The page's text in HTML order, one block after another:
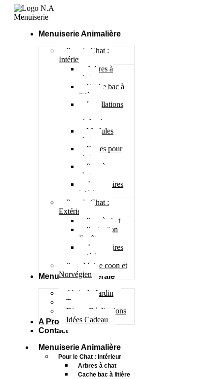
Menuiserie Animalière
Pour le Chat :
Intérieur
Arbres à
chat
Cache bac à
litière
Installations
murs et
plafonds
Modules
chats
Roues pour
chat
Parc à
chatons
Accessoires
intérieur
Pour le Chat :
Extérieur
Parc à chat
Protection
Fenêtres
Accessoires
extérieur
Pour Maine coon et
Norvégien
Menuiserie Générale
Abris de Jardin
Terrasse
Divers Réalisations
Idées Cadeau
A Propos
Contact
Menuiserie Animalière
Pour le Chat : Intérieur
Arbres à chat
Cache bac à litière